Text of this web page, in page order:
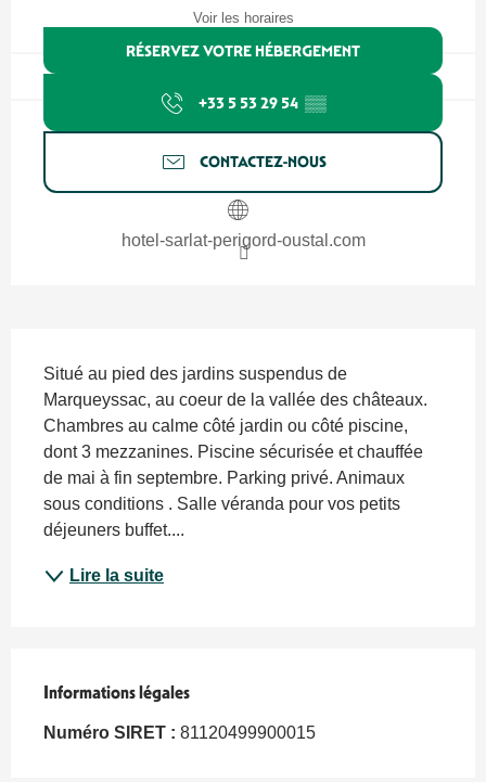
Voir les horaires
RÉSERVEZ VOTRE HÉBERGEMENT
+33 5 53 29 54 ▒▒
CONTACTEZ-NOUS
hotel-sarlat-perigord-oustal.com
Situé au pied des jardins suspendus de
Marqueyssac, au coeur de la vallée des châteaux.
Chambres au calme côté jardin ou côté piscine,
dont 3 mezzanines. Piscine sécurisée et chauffée
de mai à fin septembre. Parking privé. Animaux
sous conditions . Salle véranda pour vos petits
déjeuners buffet....
Lire la suite
Informations légales
Informations légales
Numéro SIRET : 81120499900015